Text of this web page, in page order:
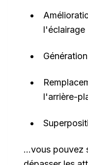
l'éclairage
l'arrière-
…vous pouvez